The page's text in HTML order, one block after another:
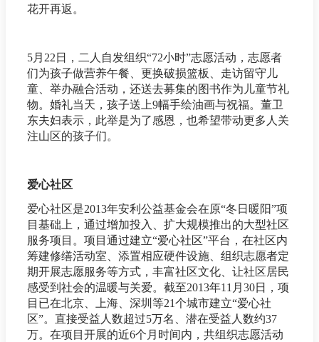
花开再返。
5月22日，二人自发组织“72小时”志愿活动，志愿者
们为孩子做营养午餐、更换破损篮板、走访留守儿
童、举办融合活动，还送去募集的图书作为儿童节礼
物。婚礼当天，孩子送上9幅手绘油画与祝福。董卫
东夫妇表示，此举是为了感恩，也希望带动更多人关
注山区的孩子们。
爱心社区
爱心社区是2013年安利公益基金会在原“冬日暖阳”项
目基础上，通过增加投入、扩大规模推出的大型社区
服务项目。项目通过建立“爱心社区”平台，在社区内
筹建修缮活动室、添置相应硬件设施、组织志愿者定
期开展志愿服务等方式，丰富社区文化、让社区居民
感受到社会的温暖与关爱。截至2013年11月30日，项
目已在北京、上海、深圳等21个城市建立“爱心社
区”。直接受益人数超过5万名、潜在受益人数约37
万。在项目开展的近6个月时间内，共组织志愿活动